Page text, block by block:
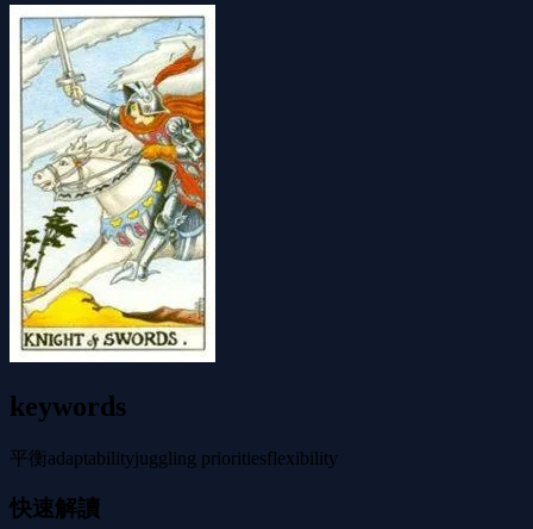
keywords
平衡adaptabilityjuggling prioritiesflexibility
快速解讀